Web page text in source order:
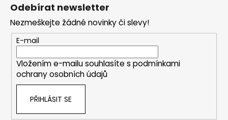
Odebírat newsletter
Nezmeškejte žádné novinky či slevy!
E-mail
Vložením e-mailu souhlasíte s podmínkami
ochrany osobních údajů
PŘIHLÁSIT SE